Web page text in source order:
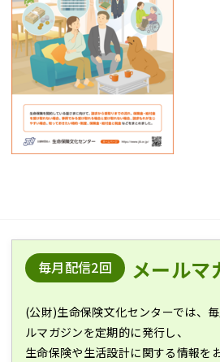
毎月配信2回 メールマ
(公財)生命保険文化センターでは、
ルマガジンを定期的に発行し、
生命保険や生活設計に関する情報を